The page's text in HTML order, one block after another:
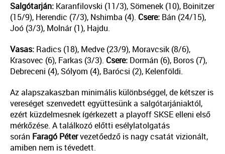
Salgótarján: Karanfilovski (11/3), Sömenek (10), Boinitzer
(15/9), Herendic (7/3), Nshimba (4). Csere: Bán (24/15),
Joó (3/3), Molnár (1), Hajdu.
Vasas: Radics (18), Medve (23/9), Moravcsik (8/6),
Krasovec (6), Farkas (3/3). Csere: Dormán (6), Boros (7),
Debreceni (4), Sólyom (4), Barócsi (2), Kelenföldi.
Az alapszakaszban minimális különbséggel, de kétszer is
vereséget szenvedett együttesünk a salgótarjániaktól,
ezért küzdelmesnek ígérkezett a playoff SKSE elleni első
mérkőzése. A találkozó előtti esélylatolgatás
során Faragó Pétervezetőedző is nagy csatát vizionált,
amiben nem is tévedett.